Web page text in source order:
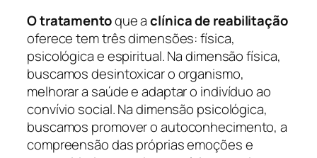
O tratamentoque aclínica de reabilitação
oferece tem três dimensões: física,
psicológica e espiritual. Na dimensão física,
buscamos desintoxicar o organismo,
melhorar a saúde e adaptar o indivíduo ao
convívio social. Na dimensão psicológica,
buscamos promover o autoconhecimento, a
compreensão das próprias emoções e